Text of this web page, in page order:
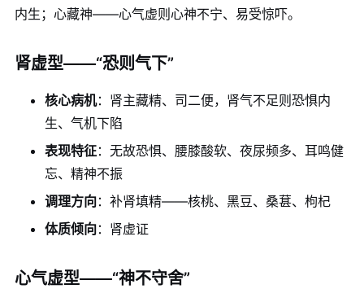
内生；心藏神——心气虚则心神不宁、易受惊吓。
肾虚型——“恐则气下”
核心病机：肾主藏精、司二便，肾气不足则恐惧内
生、气机下陷
表现特征：无故恐惧、腰膝酸软、夜尿频多、耳鸣健
忘、精神不振
调理方向：补肾填精——核桃、黑豆、桑葚、枸杞
体质倾向：肾虚证
心气虚型——“神不守舍”